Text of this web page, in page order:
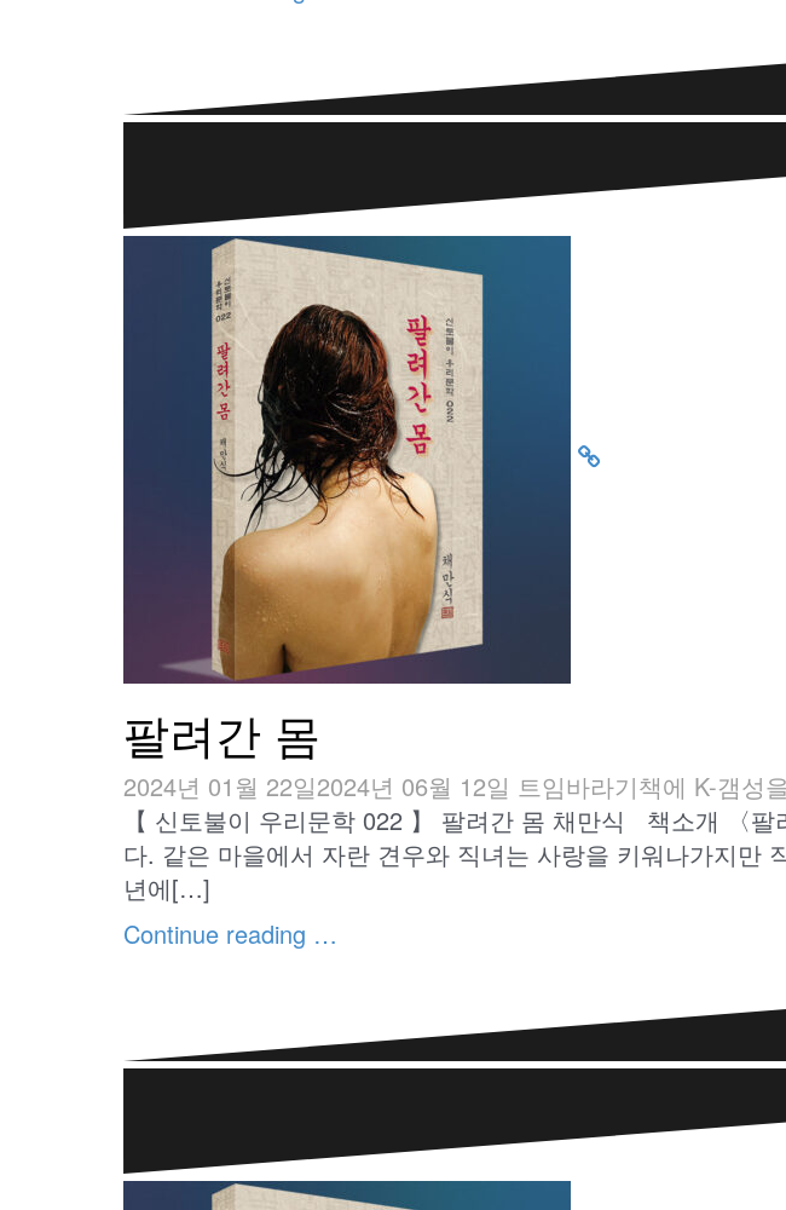
팔려간 몸
2024년 01월 22일2024년 06월 12일 트임바라기책에 K-갬성
【 신토불이 우리문학 022 】 팔려간 몸 채만식 책소개 〈
다. 같은 마을에서 자란 견우와 직녀는 사랑을 키워나가지만
년에[…]
Continue reading …